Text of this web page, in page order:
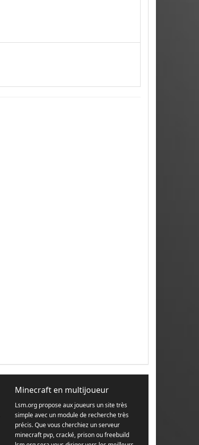
Minecraft en multijoueur
Lsm.org propose aux joueurs un site très
simple avec un module de recherche très
précis. Que vous cherchiez un serveur
minecraft pvp, cracké, prison ou freebuild